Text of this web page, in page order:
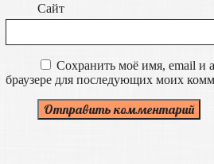
Сайт
Сохранить моё имя, email и
браузере для последующих моих